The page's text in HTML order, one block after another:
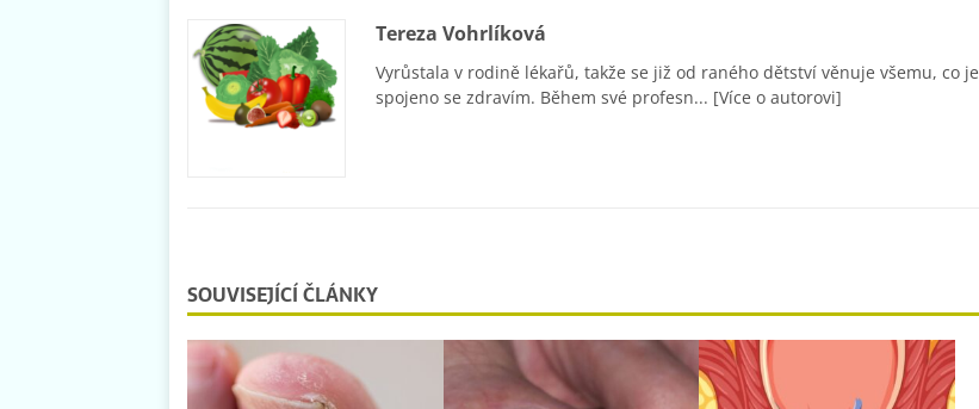
Tereza Vohrlíková
Vyrůstala v rodině lékařů, takže se již od raného dětství věnuje všemu, co je
spojeno se zdravím. Během své profesn... [Více o autorovi]
SOUVISEJÍCÍ ČLÁNKY